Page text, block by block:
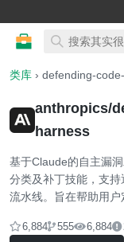
类库 › defending-
anthropics/
harness
基于Claude的自主漏
分类及补丁技能，支
流水线。旨在帮助用户
6,884 555 6,884